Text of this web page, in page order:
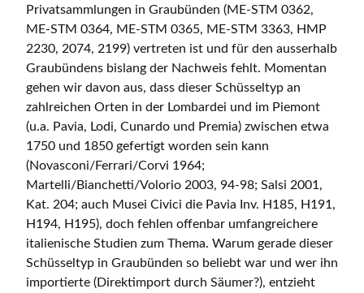
Privatsammlungen in Graubünden (ME-STM 0362,
ME-STM 0364, ME-STM 0365, ME-STM 3363, HMP
2230, 2074, 2199) vertreten ist und für den ausserhalb
Graubündens bislang der Nachweis fehlt. Momentan
gehen wir davon aus, dass dieser Schüsseltyp an
zahlreichen Orten in der Lombardei und im Piemont
(u.a. Pavia, Lodi, Cunardo und Premia) zwischen etwa
1750 und 1850 gefertigt worden sein kann
(Novasconi/Ferrari/Corvi 1964;
Martelli/Bianchetti/Volorio 2003, 94-98; Salsi 2001,
Kat. 204; auch Musei Civici die Pavia Inv. H185, H191,
H194, H195), doch fehlen offenbar umfangreichere
italienische Studien zum Thema. Warum gerade dieser
Schüsseltyp in Graubünden so beliebt war und wer ihn
importierte (Direktimport durch Säumer?), entzieht